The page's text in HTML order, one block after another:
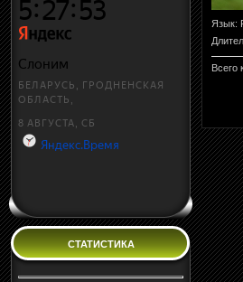
СТАТИСТИКА
Язык:
Всего